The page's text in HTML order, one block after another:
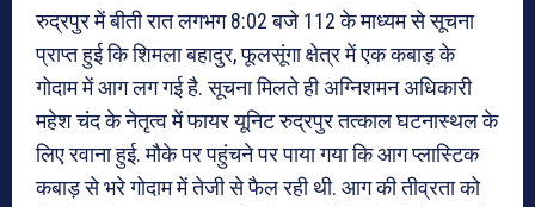
रुद्रपुर में बीती रात लगभग 8:02 बजे 112 के माध्यम से सूचना
प्राप्त हुई कि शिमला बहादुर, फूलसूंगा क्षेत्र में एक कबाड़ के
गोदाम में आग लग गई है. सूचना मिलते ही अग्निशमन अधिकारी
महेश चंद के नेतृत्व में फायर यूनिट रुद्रपुर तत्काल घटनास्थल के
लिए रवाना हुई. मौके पर पहुंचने पर पाया गया कि आग प्लास्टिक
कबाड़ से भरे गोदाम में तेजी से फैल रही थी. आग की तीव्रता को